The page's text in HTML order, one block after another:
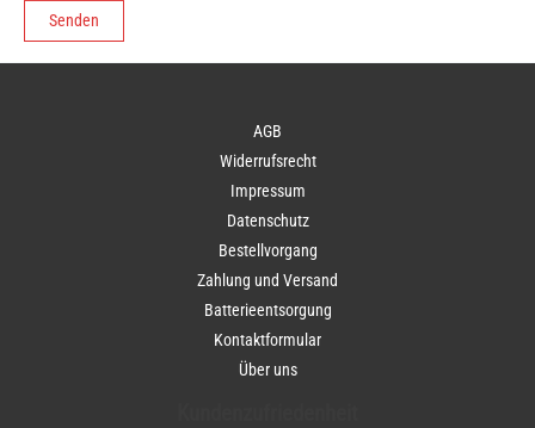
AGB
Widerrufsrecht
Impressum
Datenschutz
Bestellvorgang
Zahlung und Versand
Batterieentsorgung
Kontaktformular
Über uns